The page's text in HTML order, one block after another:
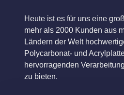
Heute ist es für uns eine
mehr als 2000 Kunden aus
Ländern der Welt
Polycarbonat- und
hervorragenden
zu bieten.